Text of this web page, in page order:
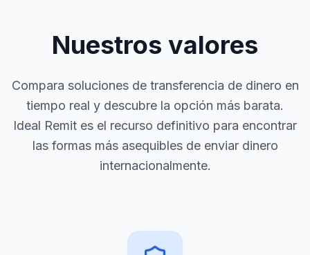
Nuestros valores
Compara soluciones de transferencia de dinero en
tiempo real y descubre la opción más barata.
Ideal Remit es el recurso definitivo para encontrar
las formas más asequibles de enviar dinero
internacionalmente.